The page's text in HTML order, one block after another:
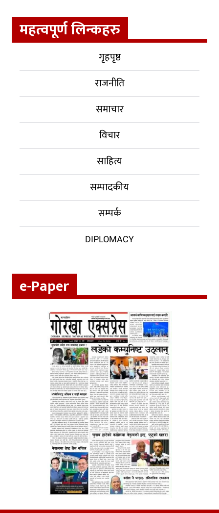
महत्वपूर्ण लिन्कहरु
गृहपृष्ठ
राजनीति
समाचार
विचार
साहित्य
सम्पादकीय
सम्पर्क
DIPLOMACY
e-Paper